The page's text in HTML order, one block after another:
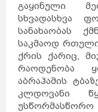
გაყინული
სხვადასხვა
სანახაობას
საკმაოდ
ქრის ქარიც,
რაოდენობა
აბრაჰამის
კლდოვანი
უსწორმასწორო